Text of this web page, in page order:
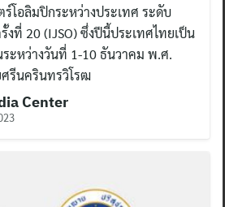
โอลิมปิกระหว่างประเทศ ระดับ
ที่ 20 (IJSO) ซึ่งปีนี้ประเทศไทยเป็น
ะหว่างวันที่ 1-10 ธันวาคม พ.ศ.
รีนครินทรวิโรฒ
Center